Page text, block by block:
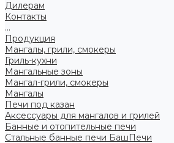
Дилерам
Контакты
...
Продукция
Мангалы, грили, смокеры
Гриль-кухни
Мангальные зоны
Мангал-грили, смокеры
Мангалы
Печи под казан
Аксессуары для мангалов и грилей
Банные и отопительные печи
Стальные банные печи БашПечи